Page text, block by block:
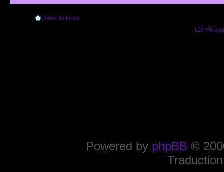
Index du forum
Powered by phpBB ©